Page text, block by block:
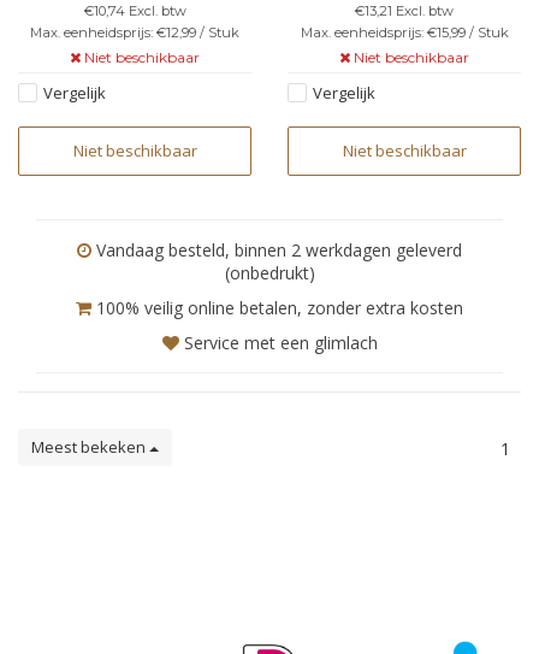
€10,74 Excl. btw
Max. eenheidsprijs: €12,99 / Stuk
Niet beschikbaar
Vergelijk
Niet beschikbaar
€13,21 Excl. btw
Max. eenheidsprijs: €15,99 / Stuk
Niet beschikbaar
Vergelijk
Niet beschikbaar
Vandaag besteld, binnen 2 werkdagen geleverd
(onbedrukt)
100% veilig online betalen, zonder extra kosten
Service met een glimlach
Meest bekeken 1